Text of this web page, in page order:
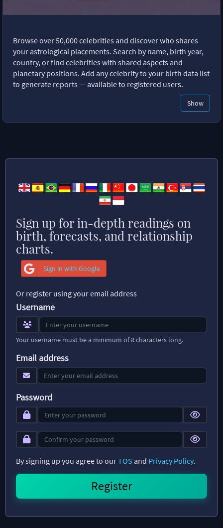
Browse over 50,000 celebrities and discover who shares
your astrological placements. Search by name, birth year,
country, or find celebrities with shared aspects and
planetary positions. Add any celebrity to your birth data list
to generate reports — available to registered users.
Show
Sign up for in-depth readings on
birth, forecasts, and relationship
charts.
Sign in with Google
Or register using your email address
Username
Your username must be a minimum of 8 characters long.
Email address
Password
By signing up you agree to ourTOS and Privacy Policy.